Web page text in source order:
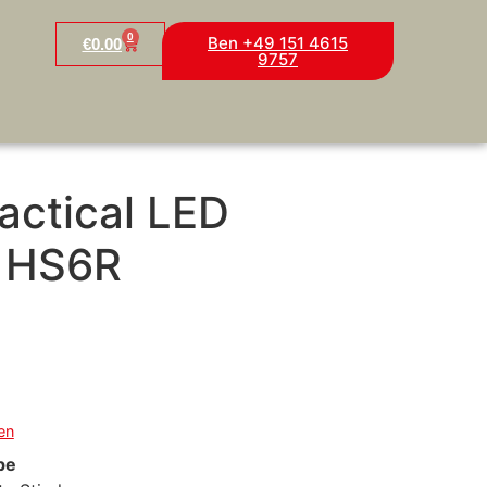
€0.00 0 Ben +49 151 4615
9757
LED